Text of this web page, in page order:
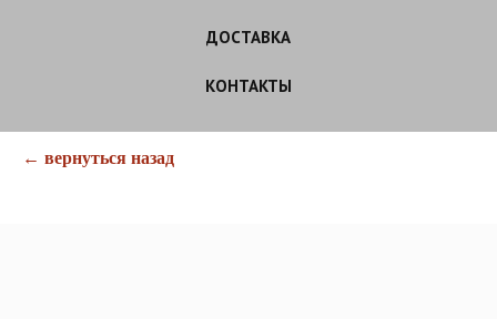
ДОСТАВКА
КОНТАКТЫ
← вернуться назад